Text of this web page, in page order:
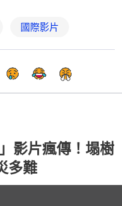
國際影片
影片瘋傳！塌樹
多難